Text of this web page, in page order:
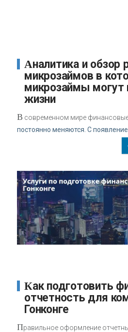
Аналитика и обзор рынка
микрозаймов в
микрозаймы могут
жизни
В современном мире
постоянно меняются. С
Как подготовить финансовую
отчетность для
Гонконге
Правильное оформление